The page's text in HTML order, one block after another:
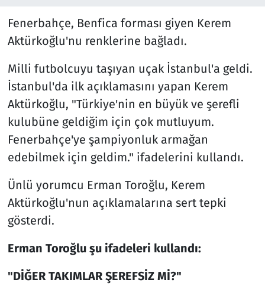
Fenerbahçe, Benfica forması giyen Kerem
Aktürkoğlu'nu renklerine bağladı.
Milli futbolcuyu taşıyan uçak İstanbul'a geldi.
İstanbul'da ilk açıklamasını yapan Kerem
Aktürkoğlu, "Türkiye'nin en büyük ve şerefli
kulubüne geldiğim için çok mutluyum.
Fenerbahçe'ye şampiyonluk armağan
edebilmek için geldim." ifadelerini kullandı.
Ünlü yorumcu Erman Toroğlu, Kerem
Aktürkoğlu'nun açıklamalarına sert tepki
gösterdi.
Erman Toroğlu şu ifadeleri kullandı:
"DİĞER TAKIMLAR ŞEREFSİZ Mİ?"
Teknoloji ve Bilim
Televizyon